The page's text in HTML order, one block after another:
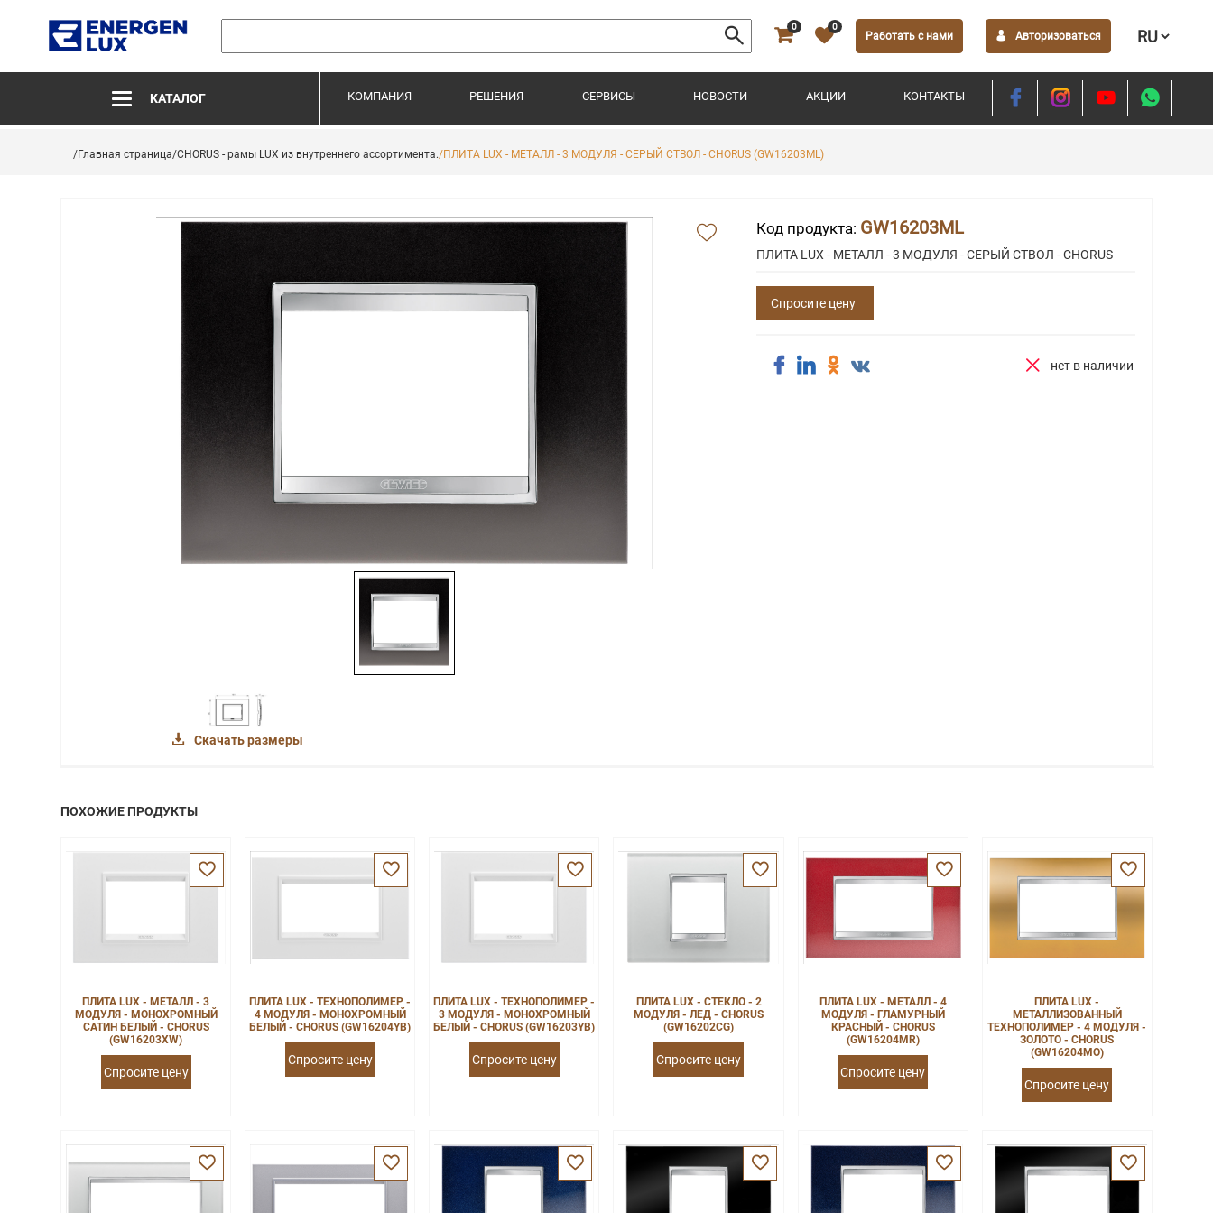
0 0
Работать с нами Авторизоваться
КАТАЛОГ КОМПАНИЯ РЕШЕНИЯ СЕРВИСЫ НОВОСТИ АКЦИИ КОНТАКТЫ
/Главная страница/CHORUS - рамы LUX из внутреннего ассортимента./ПЛИТА LUX - МЕТАЛЛ - 3 МОДУЛЯ - СЕРЫЙ СТВОЛ - CHORUS (GW16203ML)
Скачать размеры
Код продукта: GW16203ML
ПЛИТА LUX - МЕТАЛЛ - 3 МОДУЛЯ - СЕРЫЙ СТВОЛ - CHORUS
Спросите цену
нет в наличии
ПОХОЖИЕ ПРОДУКТЫ
ПЛИТА LUX - МЕТАЛЛ - 3
МОДУЛЯ - МОНОХРОМНЫЙ
САТИН БЕЛЫЙ - CHORUS
(GW16203XW)
Спросите цену
ПЛИТА LUX - ТЕХНОПОЛИМЕР -
4 МОДУЛЯ - МОНОХРОМНЫЙ
БЕЛЫЙ - CHORUS (GW16204YB)
Спросите цену
ПЛИТА LUX - ТЕХНОПОЛИМЕР -
3 МОДУЛЯ - МОНОХРОМНЫЙ
БЕЛЫЙ - CHORUS (GW16203YB)
Спросите цену
ПЛИТА LUX - СТЕКЛО - 2
МОДУЛЯ - ЛЕД - CHORUS
(GW16202CG)
Спросите цену
ПЛИТА LUX - МЕТАЛЛ - 4
МОДУЛЯ - ГЛАМУРНЫЙ
КРАСНЫЙ - CHORUS
(GW16204MR)
Спросите цену
ПЛИТА LUX -
МЕТАЛЛИЗОВАННЫЙ
ТЕХНОПОЛИМЕР - 4 МОДУЛЯ -
ЗОЛОТО - CHORUS
(GW16204MO)
Спросите цену